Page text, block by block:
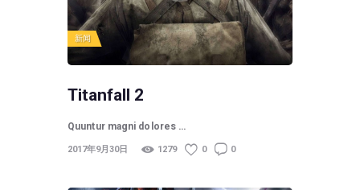
新闻
Titanfall 2
Quuntur magni dolores …
2017年9月30日 1279 0 0